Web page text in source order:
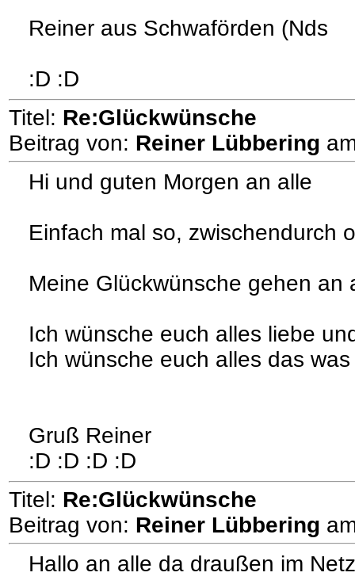
Reiner aus Schwaförden (Nds
:D :D
Titel: Re:Glückwünsche
Beitrag von: Reiner Lübbering
Hi und guten Morgen an alle
Einfach mal so, zwischendurch
Meine Glückwünsche gehen
Ich wünsche euch alles liebe
Ich wünsche euch alles das
Gruß Reiner
:D :D :D :D
Titel: Re:Glückwünsche
Beitrag von: Reiner Lübbering
Hallo an alle da draußen im